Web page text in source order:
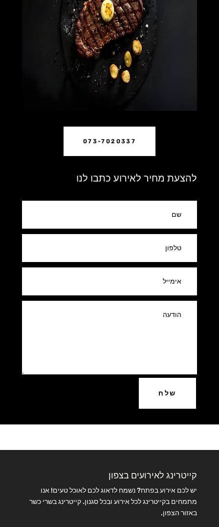
073-7020337
להצעת מחיר לאירוע כתבו לנו
שלח
קייטרינג לאירועים בצפון
יש לכם אירוע בפתח? נשמח לדאוג לכם לאוכל טעים! אנו
מתמחים בקייטרינג לכל אירוע ובכל סגנון. קייטרינג בשרי כשר
באזור הצפון.